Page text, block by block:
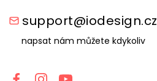
support@iodesign.cz
napsat nám můžete kdykoliv